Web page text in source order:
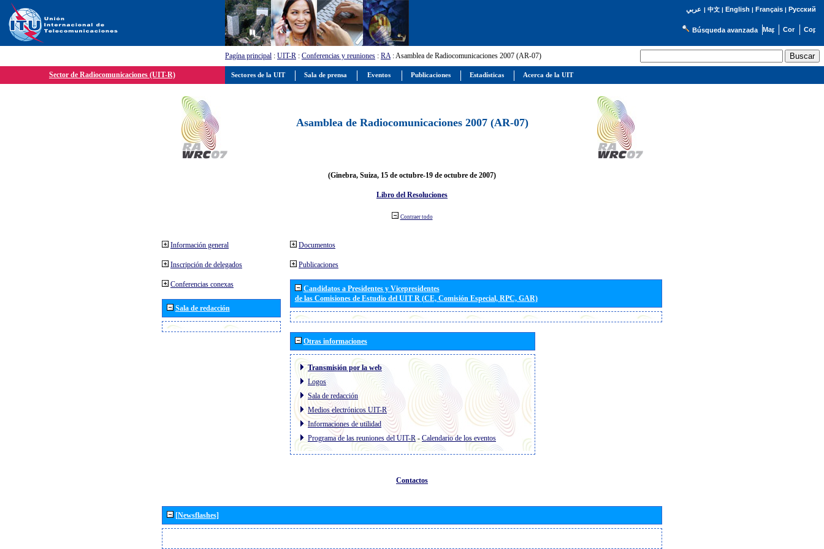
عربي | 中文| English | Français| Русский
Búsqueda avanzada
Pagína principal : UIT-R : Conferencias y reuniones : RA: Asamblea de Radiocomunicaciones 2007 (AR-07)
Sector de Radiocomunicaciones (UIT-R)
Asamblea de Radiocomunicaciones 2007 (AR-07)
(Ginebra, Suiza, 15 de octubre-19 de octubre de 2007)
Libro del Resoluciones
Contraer todo
Información general
Inscripción de delegados
Conferencias conexas
Sala de redacción
Documentos
Publicaciones
Candidatos a Presidentes y Vicepresidentes
de las Comisiones de Estudio del UIT R (CE, Comisión Especial, RPC, GAR)
Otras informaciones
Transmisión por la web
Logos
Sala de redacción
Medios electrónicos UIT-R
Informaciones de utilidad
Programa de las reuniones del UIT-R- Calendario de los eventos
Contactos
[Newsflashes]
Sectores de la UIT Sala de prensa Eventos Publicaciones Estadísticas Acerca de la UIT